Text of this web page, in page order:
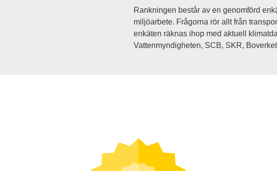
Rankningen består av en genomförd
miljöarbete. Frågorna rör allt från
enkäten räknas ihop med aktuell
Vattenmyndigheten, SCB, SKR,